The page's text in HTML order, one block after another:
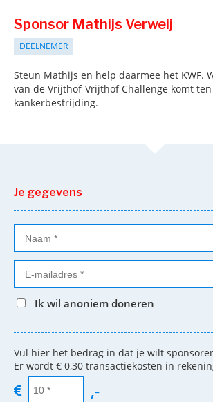
Sponsor Mathijs Verweij
DEELNEMER
Steun Mathijs en help daarmee het KWF.
van de Vrijthof-Vrijthof Challenge komt ten
kankerbestrijding.
Je gegevens
Ik wil anoniem doneren
Vul hier het bedrag in dat je wilt
Er wordt € 0,30 transactiekosten in
,-